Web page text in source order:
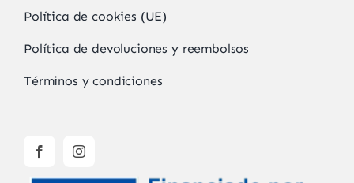
Política de cookies (UE)
Política de devoluciones y reembolsos
Términos y condiciones